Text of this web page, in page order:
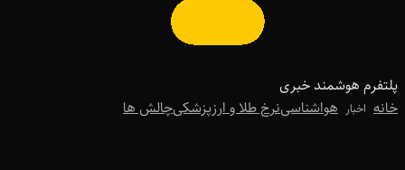
پلتفرم هوشمند خبری
خانه اخبار هواشناسینرخ طلا و ارزپزشکیچالش ها